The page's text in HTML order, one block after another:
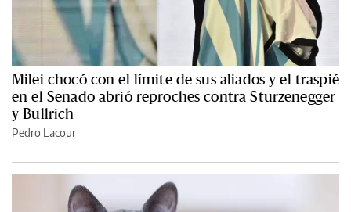
Milei chocó con el límite de sus aliados y el traspié
en el Senado abrió reproches contra Sturzenegger
y Bullrich
Pedro Lacour